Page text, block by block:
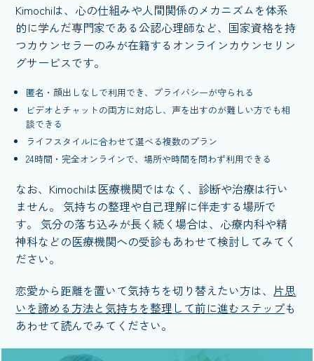
Kimochiは、心の仕組みや人間関係のメカニズムを体系
的に学んだ専門家である公認心理師など、国家資格を持
つカウンセラーのみが在籍するオンラインカウンセリン
グサービスです。
匿名・顔出しなしで利用でき、プライバシーが守られる
ビデオとチャットの両方に対応し、声を出すのが難しい方でも相
談できる
ライフスタイルに合わせて選べる複数のプラン
24時間・完全オンラインで、場所や時間を問わず利用できる
なお、Kimochiは医療機関ではなく、診断や治療は行い
ません。 気持ちの整理や自己理解に伴走する場所で
す。 気分の落ち込みが長く続く場合は、心療内科や精
神科などの医療機関への受診もあわせて検討してみてく
ださい。
恋愛から距離を置いて気持ちを切り替えたい方は、片思
いを諦める方法と気持ちを整理して前に進むステップも
あわせて読んでみてください。